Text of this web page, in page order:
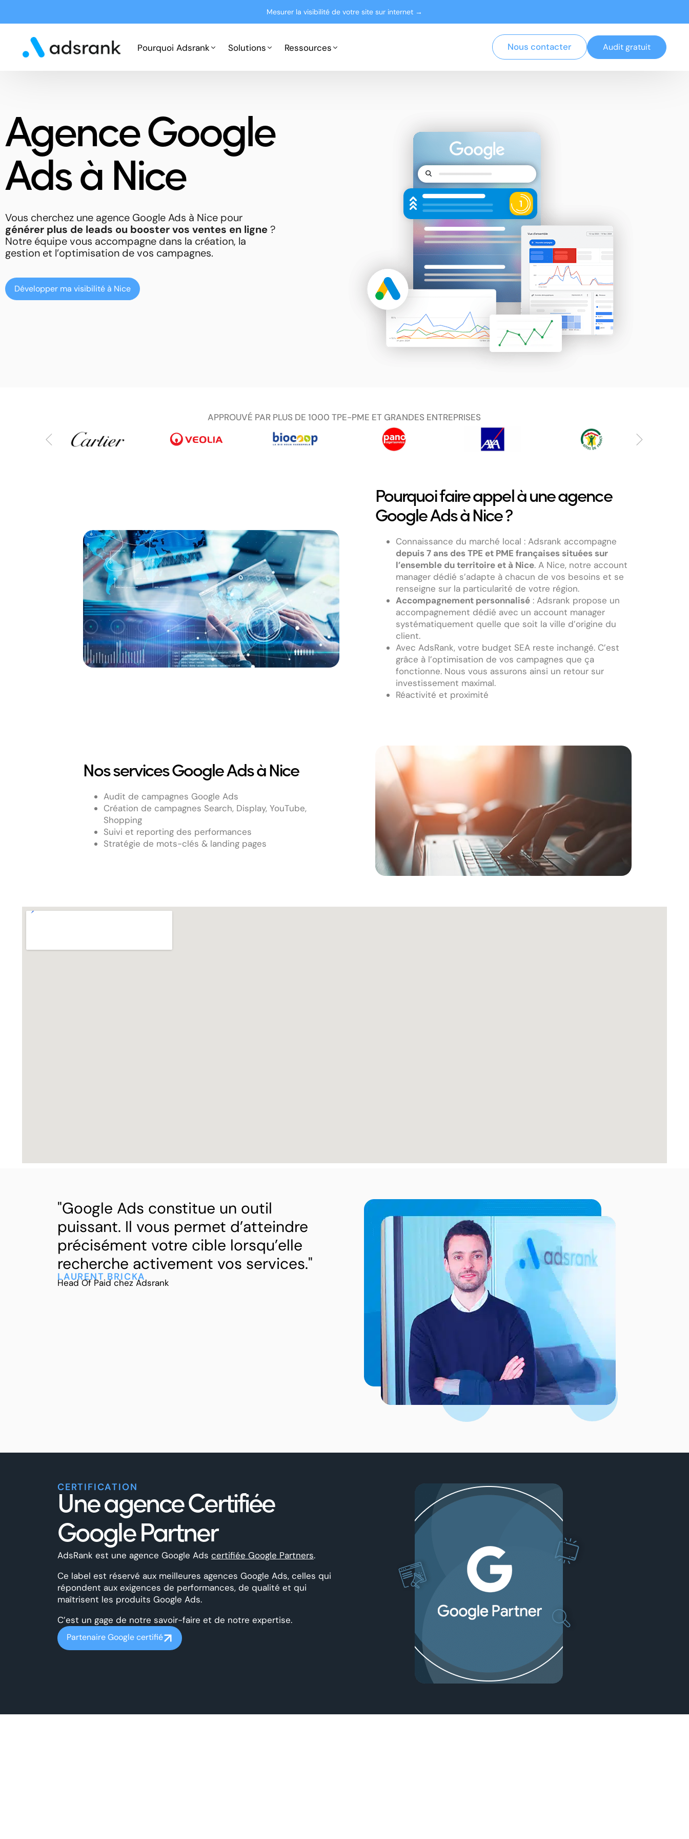
Mesurer la visibilité de votre site sur internet →
Pourquoi Adsrank
Expertises
Cas clients
Solutions
Microsoft Advertising
Ressources Nous contacter Audit gratuit
Agence Google
Ads à Nice
Vous cherchez une agence Google Ads à Nice pour
générer plus de leads ou booster vos ventes en ligne?
Notre équipe vous accompagne dans la création, la
gestion et l’optimisation de vos campagnes.
Développer ma visibilité à Nice
APPROUVÉ PAR PLUS DE 1000 TPE-PME ET GRANDES ENTREPRISES
Pourquoi faire appel à une agence
Google Ads à Nice ?
Connaissance du marché local : Adsrank accompagne
depuis 7 ans des TPE et PME françaises situées sur
l’ensemble du territoire et à Nice. A Nice, notre account
manager dédié s’adapte à chacun de vos besoins et se
renseigne sur la particularité de votre région.
Accompagnement personnalisé : Adsrank propose un
accompagnement dédié avec un account manager
systématiquement quelle que soit la ville d’origine du
client.
Avec AdsRank, votre budget SEA reste inchangé. C’est
grâce à l’optimisation de vos campagnes que ça
fonctionne. Nous vous assurons ainsi un retour sur
investissement maximal.
Réactivité et proximité
Nos services Google Ads à Nice
Audit de campagnes Google Ads
Création de campagnes Search, Display, YouTube,
Shopping
Suivi et reporting des performances
Stratégie de mots-clés & landing pages
"Google Ads constitue un outil
puissant. Il vous permet d’atteindre
précisément votre cible lorsqu’elle
recherche activement vos services."
LAURENT BRICKA
Head Of Paid chez Adsrank
CERTIFICATION
Une agence Certifiée
Google Partner
AdsRank est une agence Google Ads certifiée Google Partners.
Ce label est réservé aux meilleures agences Google Ads, celles qui
répondent aux exigences de performances, de qualité et qui
maîtrisent les produits Google Ads.
C’est un gage de notre savoir-faire et de notre expertise.
Partenaire Google certifié